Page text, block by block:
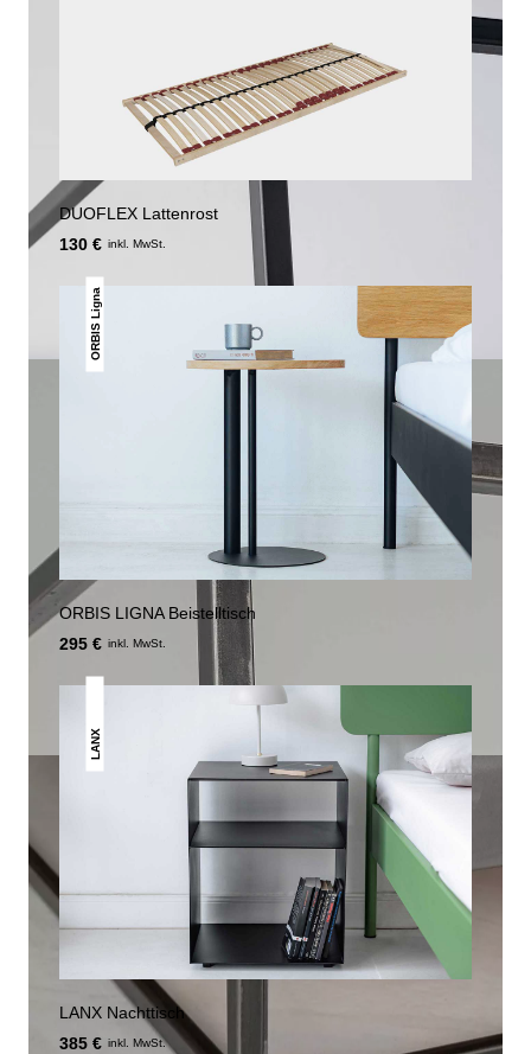
DUOFLEX Lattenrost
130 € inkl. MwSt.
ORBIS Ligna
ORBIS LIGNA Beistelltisch
295 € inkl. MwSt.
LANX
LANX Nachttisch
385 € inkl. MwSt.